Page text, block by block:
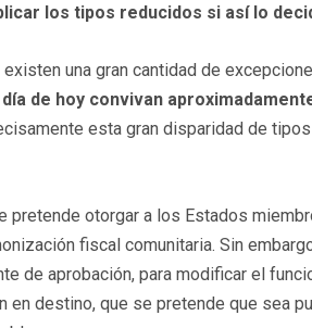
los tipos reducidos si así lo
existen una gran cantidad de
día de hoy convivan
esta gran disparidad de
pretende otorgar a los Estados
fiscal comunitaria. Sin
de aprobación, para modificar el
en destino, que se pretende que sea